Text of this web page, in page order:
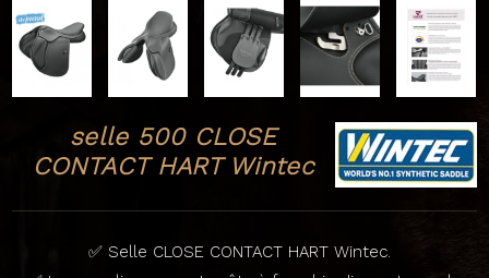
selle 500 CLOSE
CONTACT HART Wintec
✅ Selle CLOSE CONTACT HART Wintec.